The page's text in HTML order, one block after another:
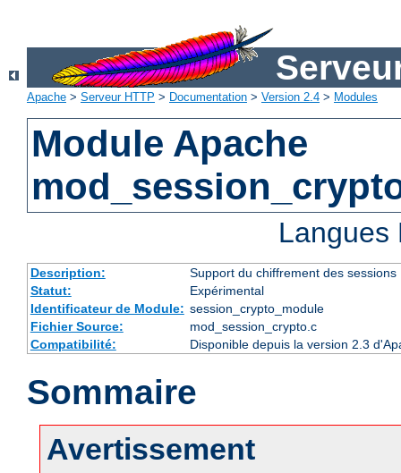
Apache > Serveur HTTP > Documentation > Version 2.4 > Modules
Module Apache
Description:
Support du chiffrement des sessions
Statut:
Expérimental
Identificateur de Module: session_crypto_module
Fichier Source:
mod_session_crypto.c
Compatibilité:
Disponible depuis la version 2.3
Sommaire
Avertissement